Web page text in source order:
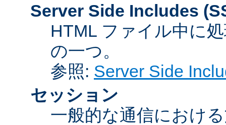
Server Side Includes
HTML ファイル中に
の一つ。
参照: Server Side
セッション
一般的な通信におけ